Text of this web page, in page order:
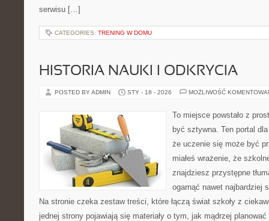
serwisu […]
CATEGORIES: TRENING W DOMU
HISTORIA NAUKI I ODKRYCIA
POSTED BY ADMIN STY - 18 - 2026 MOŻLIWOŚĆ
To miejsce powstało z
być sztywna. Ten portal
że uczenie się może być
miałeś wrażenie, że
znajdziesz przystępne
ogarnąć nawet najbardziej
Na stronie czeka zestaw treści, które łączą świat szkoły z
jednej strony pojawiają się materiały o tym, jak mądrzej